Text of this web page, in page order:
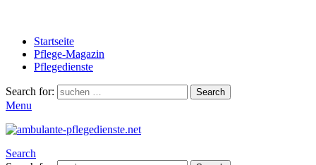
Startseite
Pflege-Magazin
Pflegedienste
Search for: Search
Menu
Search